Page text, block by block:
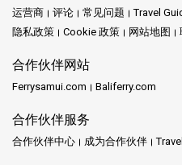
运营商
评论 常见问题 Travel
隐私政策
Cookie 政策 网站地图
合作伙伴网站
Ferrysamui.com Baliferry.com
合作伙伴服务
合作伙伴中心 成为合作伙伴